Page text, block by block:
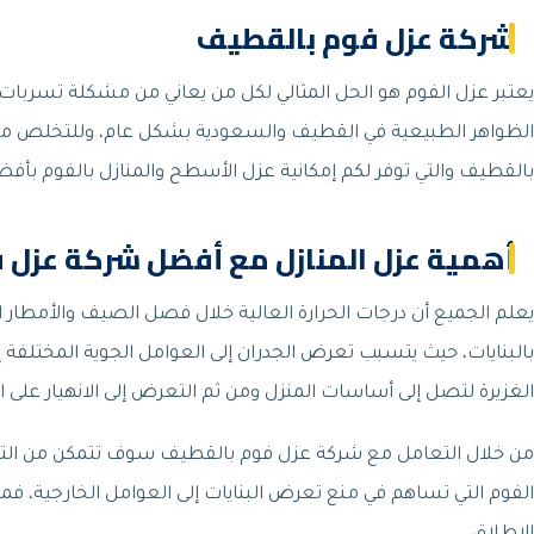
شركة عزل فوم بالقطيف
يعتبر عزل الفوم هو الحل المثالي لكل من يعاني من مشكلة تسربات
الظواهر الطبيعية في القطيف والسعودية بشكل عام، وللتخلص
بالقطيف والتي توفر لكم إمكانية عزل الأسطح والمنازل بالفوم
أهمية عزل المنازل مع أفضل شركة
يعلم الجميع أن درجات الحرارة العالية خلال فصل الصيف
بالبنايات، حيث يتسبب تعرض الجدران إلى العوامل الجوية
الغزيرة لتصل إلى أساسات المنزل ومن ثم التعرض إلى الانهيار على
من خلال التعامل مع شركة عزل فوم بالقطيف سوف تتمكن من
الفوم التي تساهم في منع تعرض البنايات إلى العوامل الخارجية،